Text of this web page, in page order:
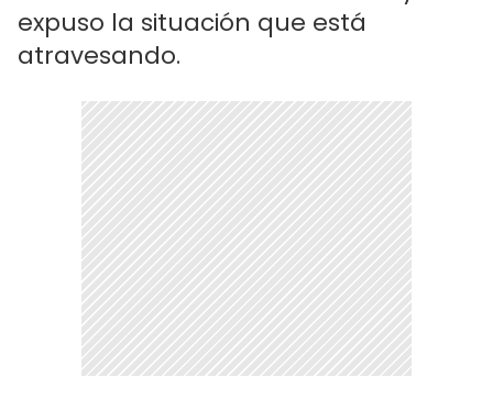
expuso la situación que está
atravesando.